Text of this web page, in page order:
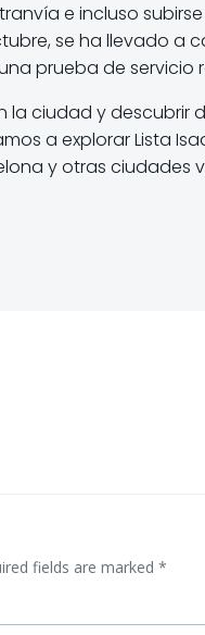
e incluso
se ha llevado a
prueba de servicio
la ciudad y
a explorar Lista
y otras ciudades
fields are marked *